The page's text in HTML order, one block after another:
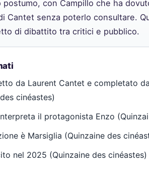
postumo, con Campillo che ha
Cantet senza poterlo consultare.
di dibattito tra critici e pubblico.
da Laurent Cantet e completato
cinéastes)
il protagonista Enzo
è Marsiglia (Quinzaine des
nel 2025 (Quinzaine des cinéastes)